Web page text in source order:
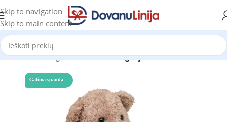
Skip to navigation
Skip to main content
Pradžia Katalogas Prekes be kategorijos
Galima spauda